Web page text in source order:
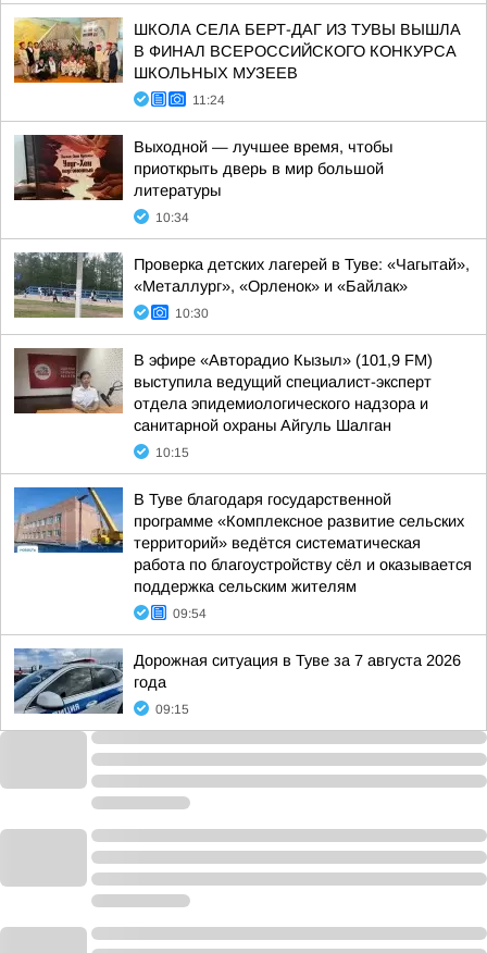
ШКОЛА СЕЛА БЕРТ-ДАГ ИЗ ТУВЫ ВЫШЛА
В ФИНАЛ ВСЕРОССИЙСКОГО КОНКУРСА
ШКОЛЬНЫХ МУЗЕЕВ
11:24
Выходной — лучшее время, чтобы
приоткрыть дверь в мир большой
литературы
10:34
Проверка детских лагерей в Туве: «Чагытай»,
«Металлург», «Орленок» и «Байлак»
10:30
В эфире «Авторадио Кызыл» (101,9 FM)
выступила ведущий специалист-эксперт
отдела эпидемиологического надзора и
санитарной охраны Айгуль Шалган
10:15
В Туве благодаря государственной
программе «Комплексное развитие сельских
территорий» ведётся систематическая
работа по благоустройству сёл и оказывается
поддержка сельским жителям
09:54
Дорожная ситуация в Туве за 7 августа 2026
года
09:15